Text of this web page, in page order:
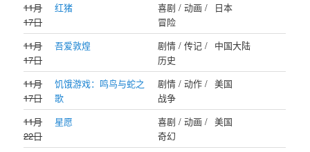
11月
17日
红猪
喜剧 / 动画 /
冒险
日本
11月
17日
吾爱敦煌
剧情 / 传记 /
历史
中国大陆
11月
17日
饥饿游戏：鸣鸟与蛇之
歌
剧情 / 动作 /
战争
美国
11月
22日
星愿
喜剧 / 动画 /
奇幻
美国